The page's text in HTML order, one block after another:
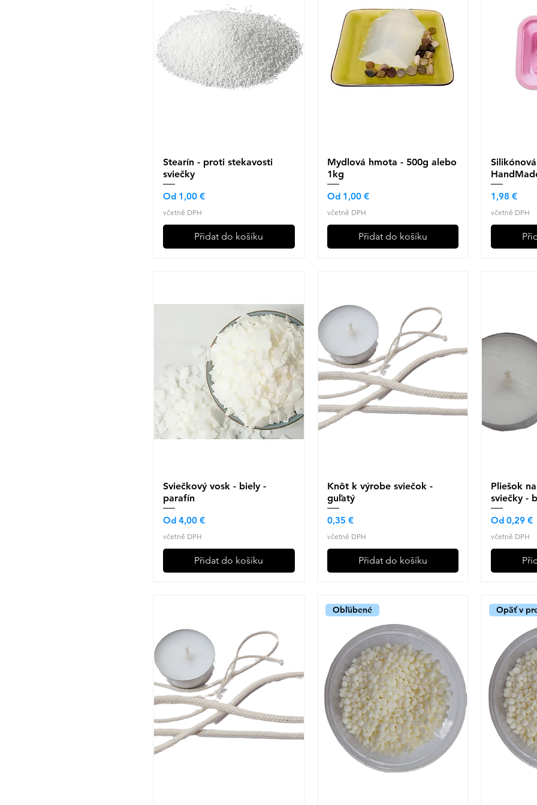
Rychlý náhled
Stearín - proti stekavosti
sviečky
Od 1,00 €
Zvýhodněná cena
včetně DPH
Přidat do košíku
Rychlý náhled
Mydlová hmota - 500g alebo
1kg
Od 1,00 €
Zvýhodněná cena
včetně DPH
Přidat do košíku
Cena
1,98 €
včetně DPH
Rychlý náhled
Sviečkový vosk - biely -
parafín
Od 4,00 €
Zvýhodněná cena
včetně DPH
Přidat do košíku
Rychlý náhled
Knôt k výrobe sviečok -
guľatý
Cena
0,35 €
včetně DPH
Přidat do košíku
Pliešok
sviečky -
Od 0,29 €
včetně DPH
Obľúbené Opäť v